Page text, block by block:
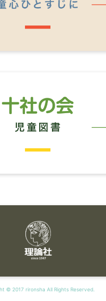
© 2017 rironsha All Rights Reserved.